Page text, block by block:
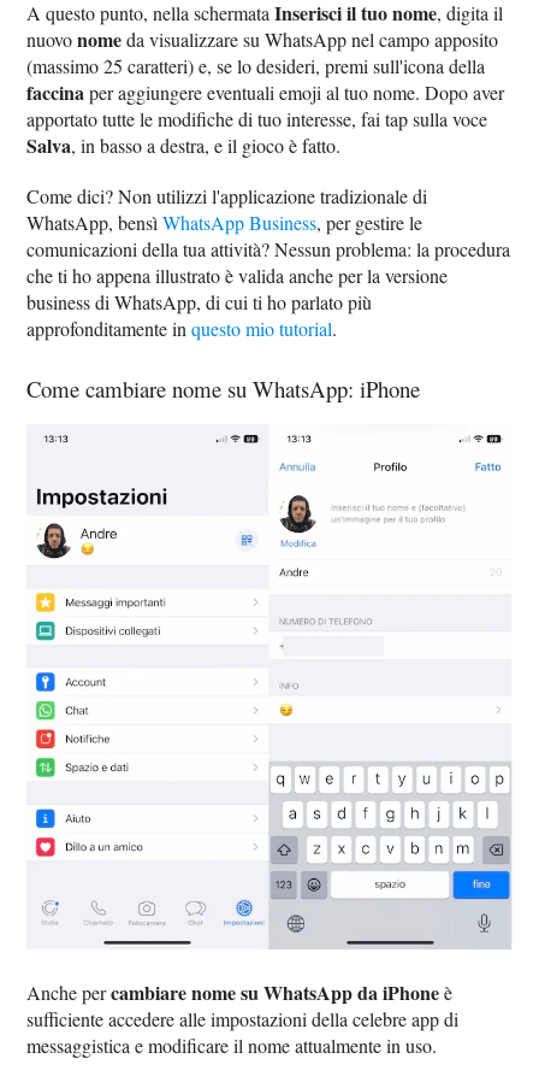
A questo punto, nella schermataInserisci il tuo nome, digita il
nuovonomeda visualizzare su WhatsApp nel campo apposito
(massimo 25 caratteri) e, se lo desideri, premi sull'icona della
faccinaper aggiungere eventuali emoji al tuo nome. Dopo aver
apportato tutte le modifiche di tuo interesse, fai tap sulla voce
Salva, in basso a destra, e il gioco è fatto.
Come dici? Non utilizzi l'applicazione tradizionale di
WhatsApp, bensìWhatsApp Business, per gestire le
comunicazioni della tua attività? Nessun problema: la procedura
che ti ho appena illustrato è valida anche per la versione
business di WhatsApp, di cui ti ho parlato più
approfonditamente inquesto mio tutorial.
Come cambiare nome su WhatsApp: iPhone
Anche percambiare nome su WhatsApp da iPhoneè
sufficiente accedere alle impostazioni della celebre app di
messaggistica e modificare il nome attualmente in uso.